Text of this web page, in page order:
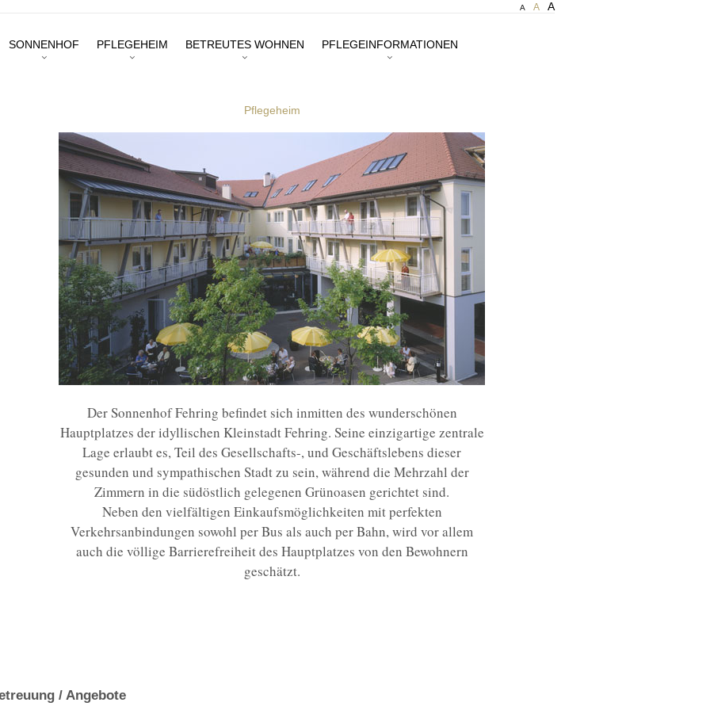
A A A
SONNENHOF PFLEGEHEIM BETREUTES WOHNEN PFLEGEINFORMATIONEN
Pflegeheim
Der Sonnenhof Fehring befindet sich inmitten des wunderschönen
Hauptplatzes der idyllischen Kleinstadt Fehring. Seine einzigartige zentrale
Lage erlaubt es, Teil des Gesellschafts-, und Geschäftslebens dieser
gesunden und sympathischen Stadt zu sein, während die Mehrzahl der
Zimmern in die südöstlich gelegenen Grünoasen gerichtet sind.
Neben den vielfältigen Einkaufsmöglichkeiten mit perfekten
Verkehrsanbindungen sowohl per Bus als auch per Bahn, wird vor allem
auch die völlige Barrierefreiheit des Hauptplatzes von den Bewohnern
geschätzt.
/ Angebote